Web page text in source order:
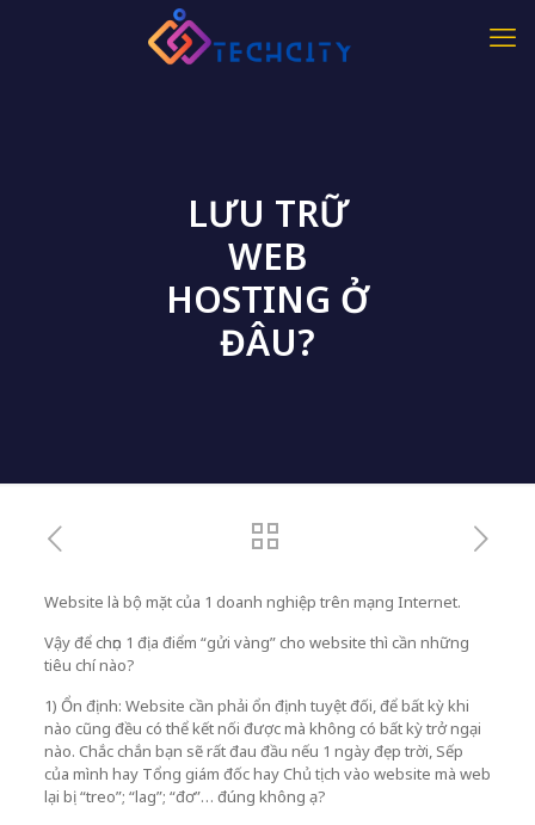
LƯU TRỮ
WEB
HOSTING Ở
ĐÂU?
Website là bộ mặt của 1 doanh nghiệp trên mạng Internet.
Vậy để chọn 1 địa điểm “gửi vàng” cho website thì cần những
tiêu chí nào?
1) Ổn định: Website cần phải ổn định tuyệt đối, để bất kỳ khi
nào cũng đều có thể kết nối được mà không có bất kỳ trở ngại
nào. Chắc chắn bạn sẽ rất đau đầu nếu 1 ngày đẹp trời, Sếp
của mình hay Tổng giám đốc hay Chủ tịch vào website mà web
lại bị “treo”; “lag”; “đơ”… đúng không ạ?